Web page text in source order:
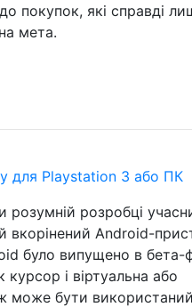
покупок, які справді
мета.
для Playstation 3 або ПК
розумній розробці
вкорінений Android-
було випущено в бета-
і віртуальна або
може бути